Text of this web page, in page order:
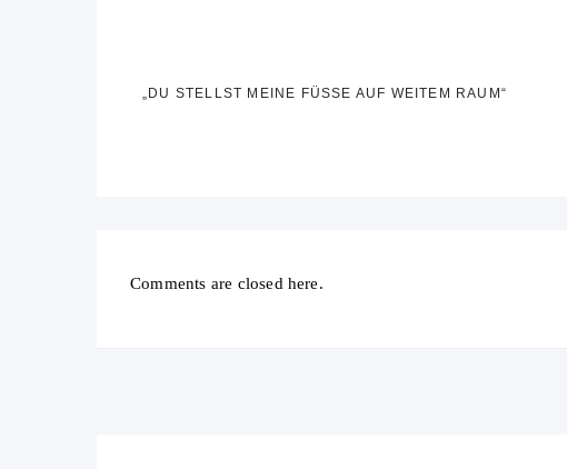
„DU STELLST MEINE FÜSSE AUF WEITEM RAUM“
Comments are closed here.